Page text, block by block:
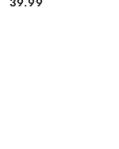
Cena: